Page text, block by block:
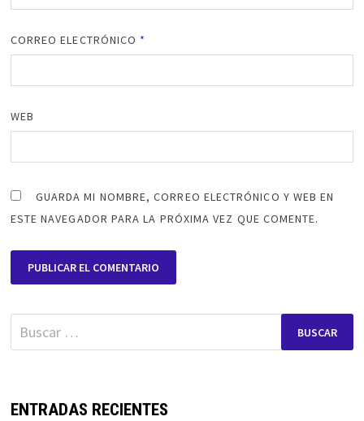
CORREO ELECTRÓNICO *
WEB
GUARDA MI NOMBRE, CORREO ELECTRÓNICO Y WEB EN
ESTE NAVEGADOR PARA LA PRÓXIMA VEZ QUE COMENTE.
Buscar:
ENTRADAS RECIENTES